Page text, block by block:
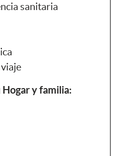
sanitaria
y familia: